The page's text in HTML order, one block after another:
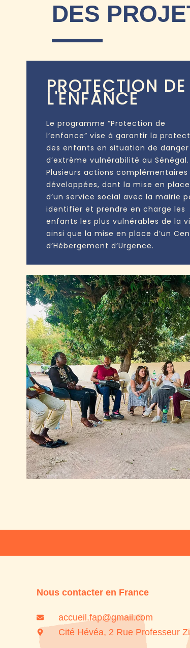
DES
Le programme “Protection de
l’enfance” vise à garantir la
des enfants en situation de
d’extrême vulnérabilité au Sénégal.
Plusieurs actions complémentaires
développées, dont la mise en place
d’un service social avec la mairie
identifier et prendre en charge les
enfants les plus vulnérables de la
ainsi que la mise en place d’un
d’Hébergement d’Urgence.
PROTECTION DE
L'ENFANCE
Nous contacter en France
accueil.fap@gmail.com
Cité Hévéa, 2 Rue Professeur